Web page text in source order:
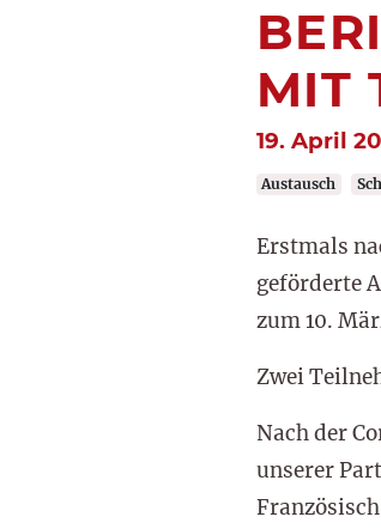
MIT
19. April
Austausch
Erstmals
geförderte
zum 10.
Zwei
Nach der
unserer